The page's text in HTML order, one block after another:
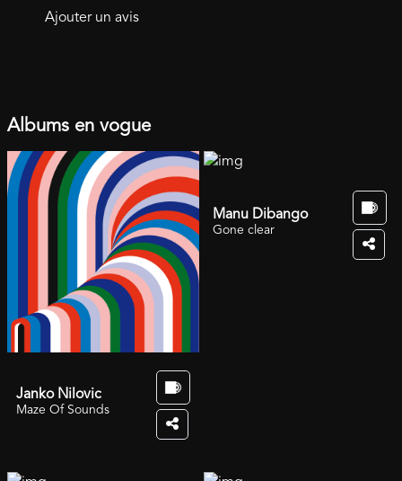
française.
Ajouter un avis
Albums en vogue
Janko Nilovic
Maze Of Sounds
Manu Dibango
Gone clear